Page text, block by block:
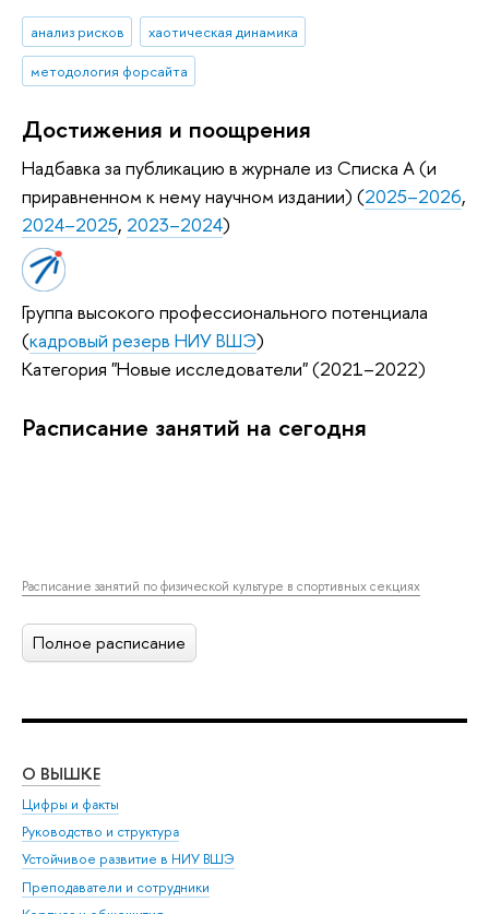
анализ рисков
хаотическая динамика
методология форсайта
Достижения и поощрения
Надбавка за публикацию в журнале из Списка А (и
приравненном к нему научном издании) (2025–2026,
2024–2025, 2023–2024)
Группа высокого профессионального потенциала
(кадровый резерв НИУ ВШЭ)
Категория "Новые исследователи" (2021–2022)
Расписание занятий на сегодня
Расписание занятий по физической культуре в спортивных секциях
Полное расписание
О ВЫШКЕ
Цифры и факты
Руководство и структура
Устойчивое развитие в НИУ ВШЭ
Преподаватели и сотрудники